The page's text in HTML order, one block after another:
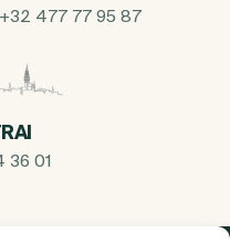
+32 477 77 95 87
36 01